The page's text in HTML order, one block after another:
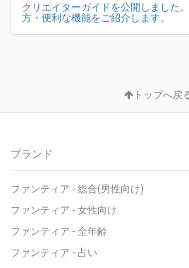
クリエイターガイドを公開しました
方・便利な機能をご紹介します。
トップへ戻
ブランド
ファンティア - 総合(男性向け)
ファンティア - 女性向け
ファンティア - 全年齢
ファンティア - 占い